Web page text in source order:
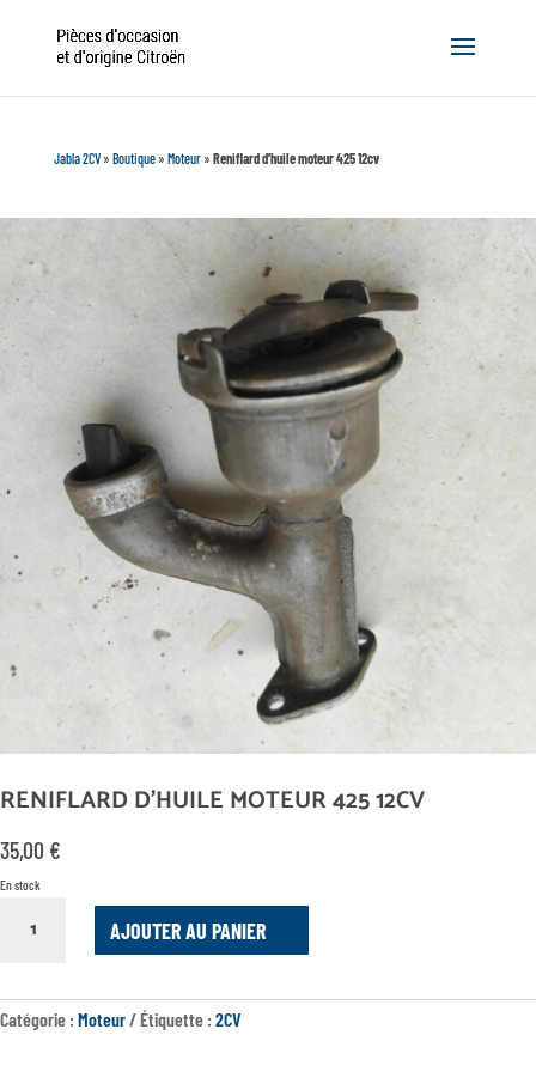
Jabla 2CV» Boutique» Moteur» Reniflard d’huile moteur 425 12cv
RENIFLARD D’HUILE MOTEUR 425 12CV
35,00 €
En stock
MOTEUR
425
AJOUTER AU PANIER
Catégorie : Moteur Étiquette : 2CV